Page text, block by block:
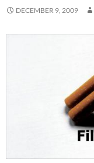
DECEMBER 9, 2009